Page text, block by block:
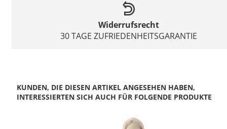
Widerrufsrecht
30 TAGE ZUFRIEDENHEITSGARANTIE
KUNDEN, DIE DIESEN ARTIKEL ANGESEHEN HABEN,
INTERESSIERTEN SICH AUCH FÜR FOLGENDE PRODUKTE